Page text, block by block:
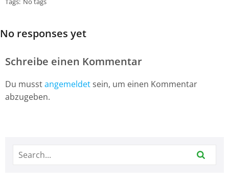
No responses yet
Schreibe einen Kommentar
Du musstangemeldet sein, um einen Kommentar
abzugeben.